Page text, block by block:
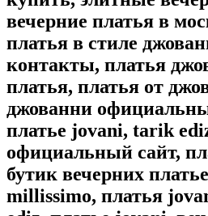
вечерние платья в
платья в стиле
контакты, платья
платья, платья от
джованни
платье jovani, tarik
официальный сайт,
бутик вечерних
millissimo, платья